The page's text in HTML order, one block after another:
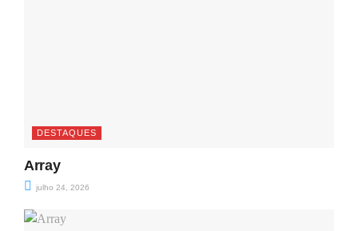
DESTAQUES
Array
julho 24, 2026